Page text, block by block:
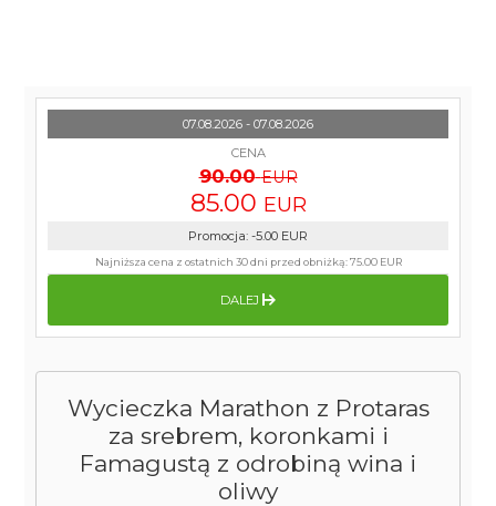
Wycieczka Marathon z Protaras
za srebrem, koronkami i
Famagustą z odrobiną wina i
oliwy
07.08.2026 - 07.08.2026
CENA
90.00 EUR
85.00 EUR
Promocja: -5.00 EUR
Najniższa cena z ostatnich 30 dni przed obniżką:75.00 EUR
DALEJ